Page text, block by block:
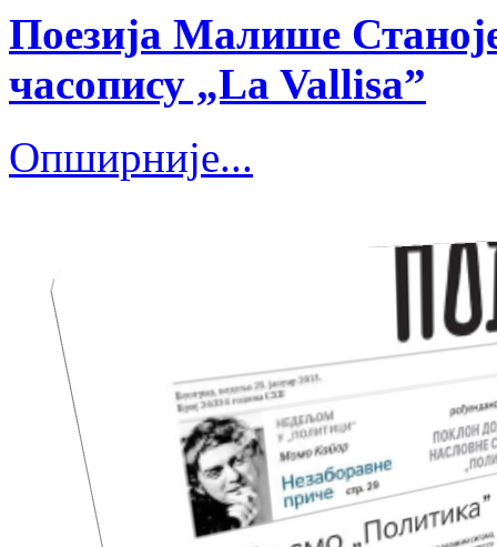
Поезија Малише
часопису „La Vallisa”
Опширније...